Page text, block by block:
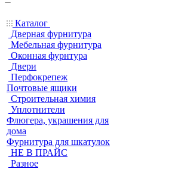
Каталог
Дверная фурнитура
Мебельная фурнитура
Оконная фурнтура
Двери
Перфокрепеж
Почтовые ящики
Строительная химия
Уплотнители
Флюгера, украшения для
дома
Фурнитура для шкатулок
НЕ В ПРАЙС
Разное